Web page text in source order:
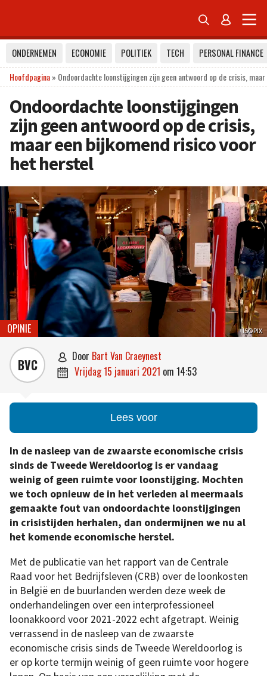
 
ONDERNEMEN ECONOMIE POLITIEK TECH
PERSONAL FINANCE
Hoofdpagina» Ondoordachte loonstijgingen zijn geen antwoord op de crisis,
Ondoordachte loonstijgingen
zijn geen antwoord op de crisis,
maar een bijkomend risico voor
het herstel
ISOPIX
OPINIE
BVC  door Bart Van Craeynest
 vrijdag 15 januari 2021 om 14:53
Lees voor
In de nasleep van de zwaarste economische crisis
sinds de Tweede Wereldoorlog is er vandaag
weinig of geen ruimte voor loonstijging. Mochten
we toch opnieuw de in het verleden al meermaals
gemaakte fout van ondoordachte loonstijgingen
in crisistijden herhalen, dan ondermijnen we nu al
het komende economische herstel.
Met de publicatie van het rapport van de Centrale
Raad voor het Bedrijfsleven (CRB) over de loonkosten
in België en de buurlanden werden deze week de
onderhandelingen over een interprofessioneel
loonakkoord voor 2021-2022 echt afgetrapt. Weinig
verrassend in de nasleep van de zwaarste
economische crisis sinds de Tweede Wereldoorlog is
er op korte termijn weinig of geen ruimte voor hogere